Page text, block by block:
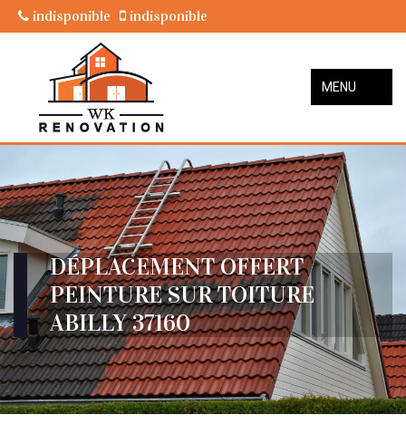
indisponible indisponible
MENU
DÉPLACEMENT OFFERT
PEINTURE SUR TOITURE
ABILLY 37160